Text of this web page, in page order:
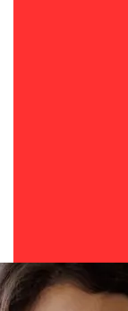
a
e al
i bonifici
giorni
e i controlli di
Controlla i
ritardi.